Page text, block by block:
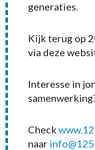
generaties.
Kijk terug op
via deze
Interesse in
Check
naar